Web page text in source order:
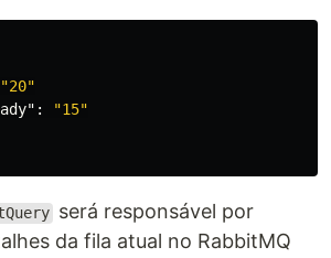
"20"
:
"15"
será responsável por
da fila atual no RabbitMQ